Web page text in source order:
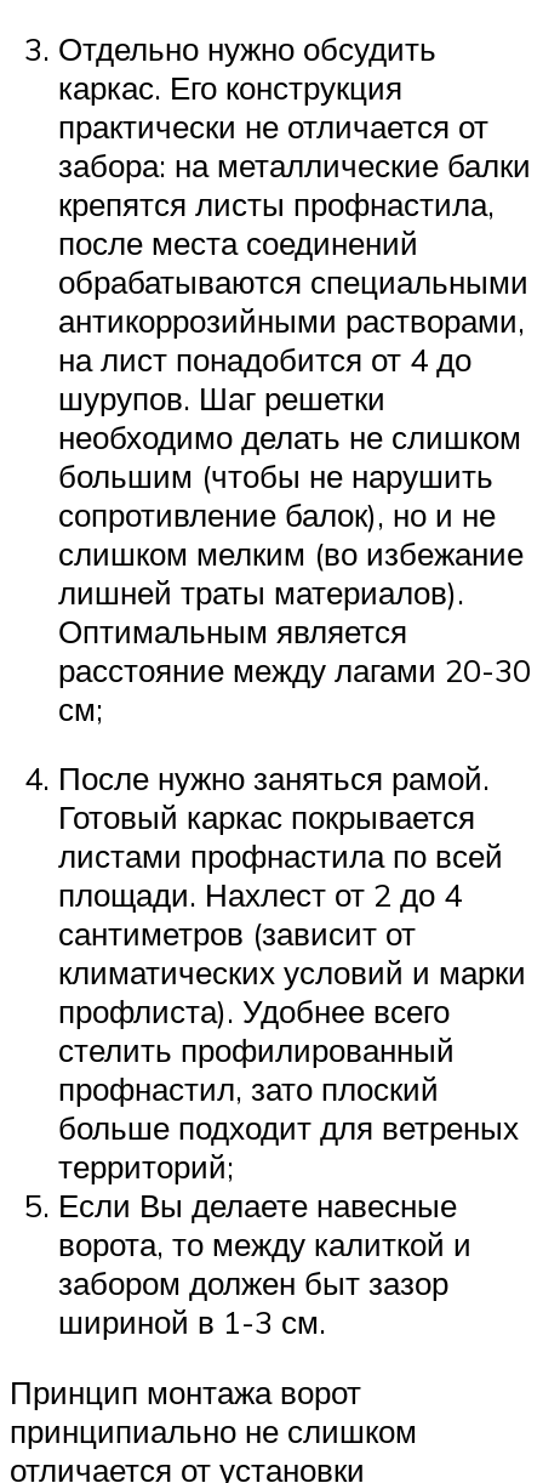
Отдельно нужно обсудить
каркас. Его конструкция
практически не отличается от
забора: на металлические балки
крепятся листы профнастила,
после места соединений
обрабатываются специальными
антикоррозийными растворами,
на лист понадобится от 4 до
шурупов. Шаг решетки
необходимо делать не слишком
большим (чтобы не нарушить
сопротивление балок), но и не
слишком мелким (во избежание
лишней траты материалов).
Оптимальным является
расстояние между лагами 20-30
см;
После нужно заняться рамой.
Готовый каркас покрывается
листами профнастила по всей
площади. Нахлест от 2 до 4
сантиметров (зависит от
климатических условий и марки
профлиста). Удобнее всего
стелить профилированный
профнастил, зато плоский
больше подходит для ветреных
территорий;
Если Вы делаете навесные
ворота, то между калиткой и
забором должен быт зазор
шириной в 1-3 см.
Принцип монтажа ворот
принципиально не слишком
отличается от установки